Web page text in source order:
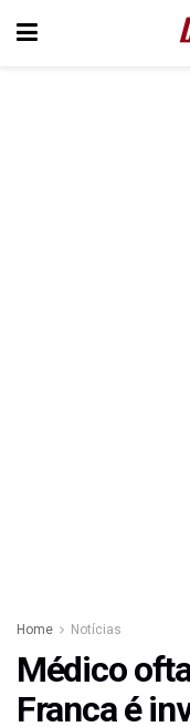
Home Notícias
Médico
Franca é